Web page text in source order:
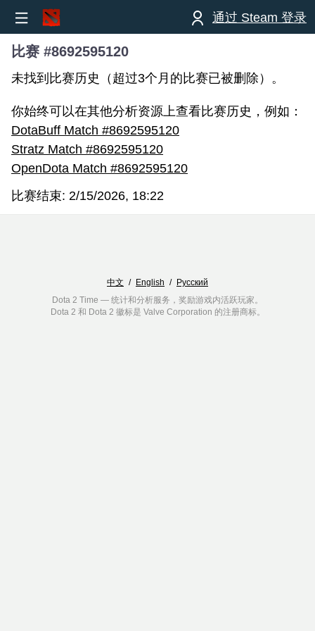
通过 Steam 登录
比赛 #8692595120
未找到比赛历史（超过3个月的比赛已被删除）。
你始终可以在其他分析资源上查看比赛历史，例如：
DotaBuff Match #8692595120
Stratz Match #8692595120
OpenDota Match #8692595120
比赛结束: 2/15/2026, 18:22
中文 / English / Русский
Dota 2 Time — 统计和分析服务，奖励游戏内活跃玩家。
Dota 2 和 Dota 2 徽标是 Valve Corporation 的注册商标。